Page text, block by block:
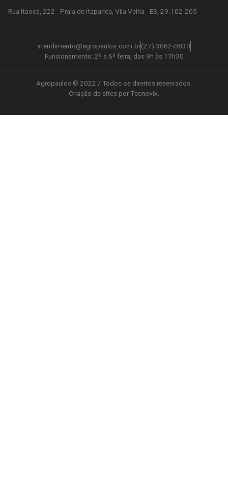
Rua Itaoca, 222 - Praia de Itaparica, Vila Velha - ES, 29.102-205
atendimento@agropaulos.com.br(27) 3062-0830
Funcionamento: 2ª a 6ª feira, das 9h às 17h30
Agropaulos © 2022 / Todos os direitos reservados.
Criação de sites por Tecnovix.